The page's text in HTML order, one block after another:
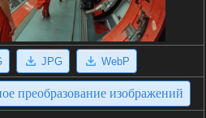
JPG WebP
преобразование изображений